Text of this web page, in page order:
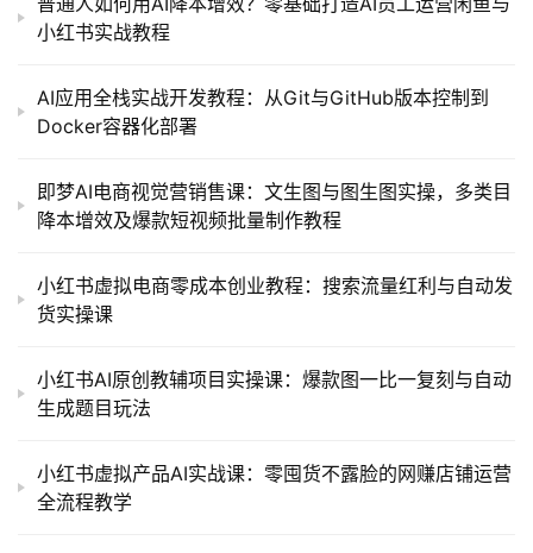
小红书实战教程
AI应用全栈实战开发教程：从Git与GitHub版本控制到
Docker容器化部署
即梦AI电商视觉营销售课：文生图与图生图实操，多类目
降本增效及爆款短视频批量制作教程
小红书虚拟电商零成本创业教程：搜索流量红利与自动发
货实操课
小红书AI原创教辅项目实操课：爆款图一比一复刻与自动
生成题目玩法
小红书虚拟产品AI实战课：零囤货不露脸的网赚店铺运营
全流程教学